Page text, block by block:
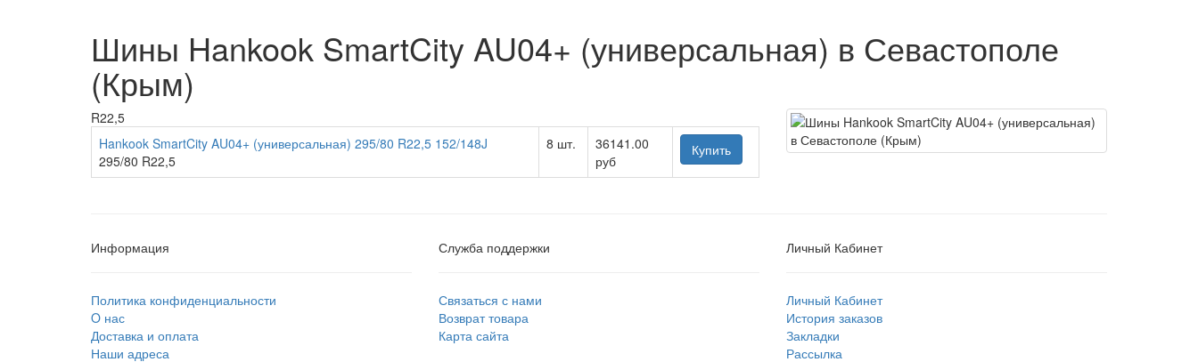
Шины Hankook SmartCity AU04+ (универсальная) в Севастополе
(Крым)
R22,5
Hankook SmartCity AU04+ (универсальная) 295/80 R22,5 152/148J
295/80 R22,5
8 шт.
36141.00
руб
Купить
Информация
Политика конфиденциальности
O нас
Доставка и оплата
Наши адреса
Служба поддержки
Связаться с нами
Возврат товара
Карта сайта
Личный Кабинет
Личный Кабинет
История заказов
Закладки
Рассылка